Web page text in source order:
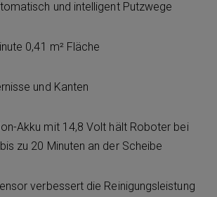
und intelligent Putzwege
0,41 m² Fläche
und Kanten
Akku mit 14,8 Volt hält Roboter bei
zu 20 Minuten an der Scheibe
verbessert die Reinigungsleistung